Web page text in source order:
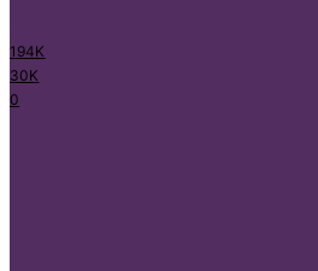
194K
30K
0